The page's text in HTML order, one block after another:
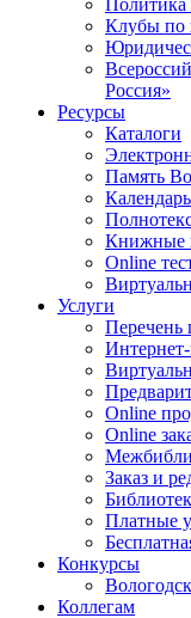
Политика
Клубы по
Россия»
Ресурсы
Каталоги
Память
Книжные
Online
Услуги
Перечень
Online
Online
Заказ и
Платные
Конкурсы
Коллегам